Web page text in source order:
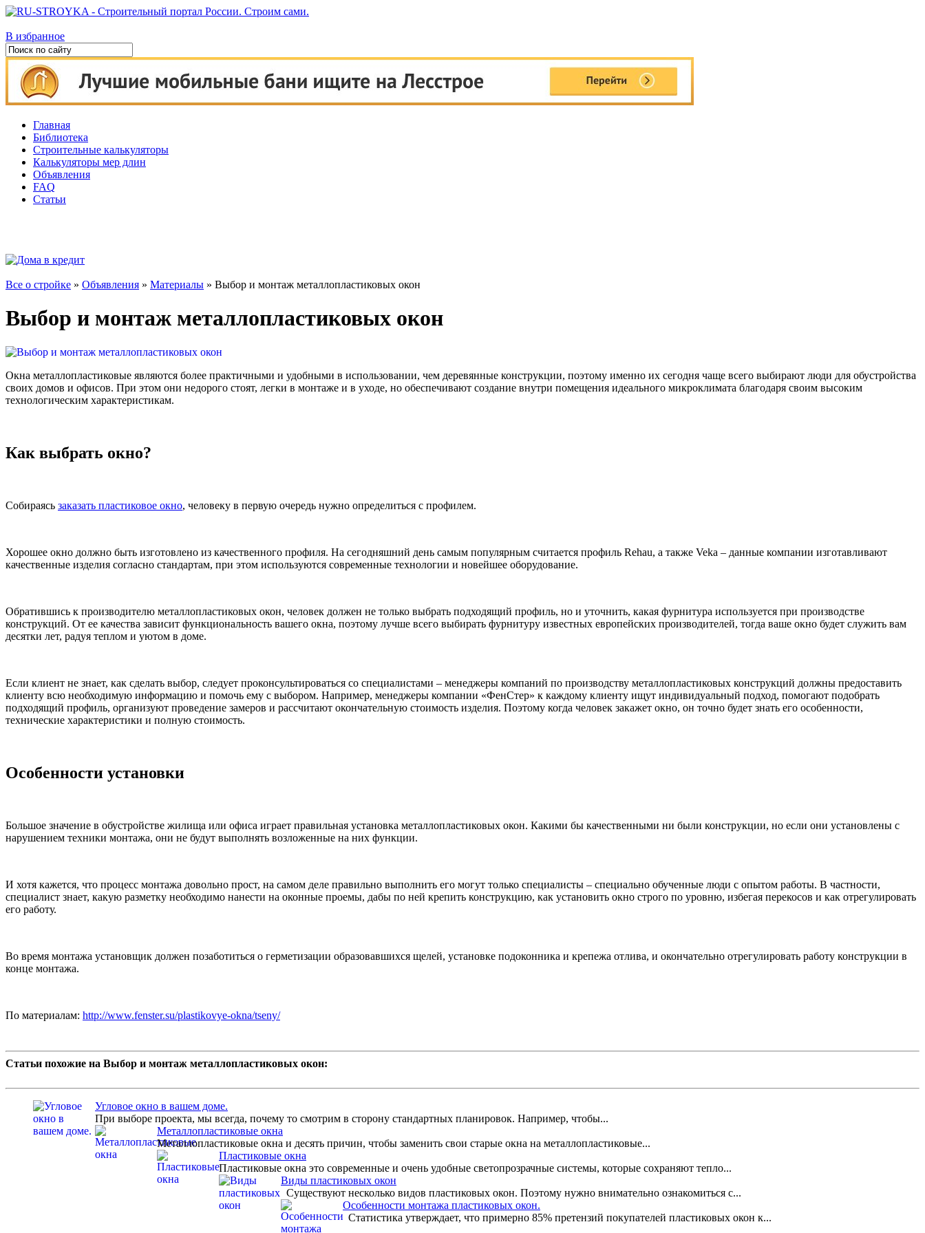
В избранное
Главная
Библиотека
Строительные калькуляторы
Калькуляторы мер длин
Объявления
FAQ
Статьи
Все о стройке » Объявления » Материалы » Выбор и монтаж металлопластиковых окон
Выбор и монтаж металлопластиковых окон
Окна металлопластиковые являются более практичными и удобными в использовании, чем деревянные конструкции, поэтому именно их сегодня чаще всего выбирают люди для обустройства
своих домов и офисов. При этом они недорого стоят, легки в монтаже и в уходе, но обеспечивают создание внутри помещения идеального микроклимата благодаря своим высоким
технологическим характеристикам.
Как выбрать окно?
Собираясь заказать пластиковое окно, человеку в первую очередь нужно определиться с профилем.
Хорошее окно должно быть изготовлено из качественного профиля. На сегодняшний день самым популярным считается профиль Rehau, а также Veka – данные компании изготавливают
качественные изделия согласно стандартам, при этом используются современные технологии и новейшее оборудование.
Обратившись к производителю металлопластиковых окон, человек должен не только выбрать подходящий профиль, но и уточнить, какая фурнитура используется при производстве
конструкций. От ее качества зависит функциональность вашего окна, поэтому лучше всего выбирать фурнитуру известных европейских производителей, тогда ваше окно будет служить вам
десятки лет, радуя теплом и уютом в доме.
Если клиент не знает, как сделать выбор, следует проконсультироваться со специалистами – менеджеры компаний по производству металлопластиковых конструкций должны предоставить
клиенту всю необходимую информацию и помочь ему с выбором. Например, менеджеры компании «ФенСтер» к каждому клиенту ищут индивидуальный подход, помогают подобрать
подходящий профиль, организуют проведение замеров и рассчитают окончательную стоимость изделия. Поэтому когда человек закажет окно, он точно будет знать его особенности,
технические характеристики и полную стоимость.
Особенности установки
Большое значение в обустройстве жилища или офиса играет правильная установка металлопластиковых окон. Какими бы качественными ни были конструкции, но если они установлены с
нарушением техники монтажа, они не будут выполнять возложенные на них функции.
И хотя кажется, что процесс монтажа довольно прост, на самом деле правильно выполнить его могут только специалисты – специально обученные люди с опытом работы. В частности,
специалист знает, какую разметку необходимо нанести на оконные проемы, дабы по ней крепить конструкцию, как установить окно строго по уровню, избегая перекосов и как отрегулировать
его работу.
Во время монтажа установщик должен позаботиться о герметизации образовавшихся щелей, установке подоконника и крепежа отлива, и окончательно отрегулировать работу конструкции в
конце монтажа.
По материалам: http://www.fenster.su/plastikovye-okna/tseny/
Статьи похожие на Выбор и монтаж металлопластиковых окон:
Угловое окно в вашем доме.
При выборе проекта, мы всегда, почему то смотрим в сторону стандартных планировок. Например, чтобы...
Металлопластиковые окна
Металлопластиковые окна и десять причин, чтобы заменить свои старые окна на металлопластиковые...
Пластиковые окна
Пластиковые окна это современные и очень удобные светопрозрачные системы, которые сохраняют тепло...
Виды пластиковых окон
Существуют несколько видов пластиковых окон. Поэтому нужно внимательно ознако­миться с...
Особенности монтажа пластиковых окон.
Статистика утверждает, что примерно 85% претензий покупателей пластиковых окон к...